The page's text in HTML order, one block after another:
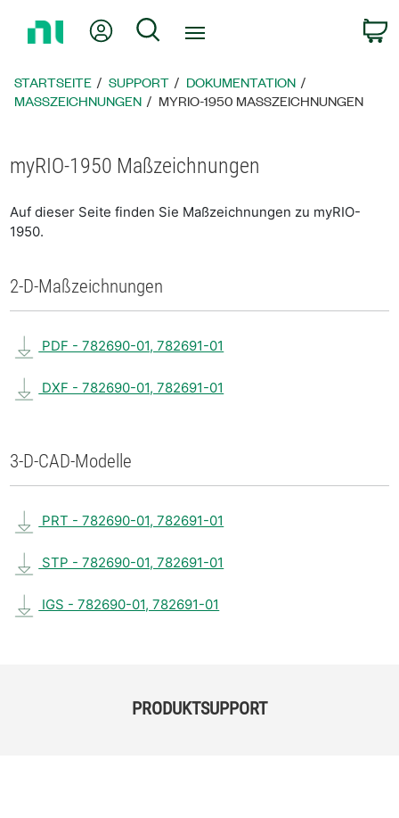
zur
Mein KontoSuche
STARTSEITE SUPPORT
DOKUMENTATION
MASSZEICHNUNGEN
MYRIO-1950 MASSZEICHNUNGEN
myRIO-1950 Maßzeichnungen
Auf dieser Seite finden Sie Maßzeichnungen zu myRIO-
1950.
2-D-Maßzeichnungen
PDF - 782690-01, 782691-01
DXF - 782690-01, 782691-01
3-D-CAD-Modelle
PRT - 782690-01, 782691-01
STP - 782690-01, 782691-01
IGS - 782690-01, 782691-01
PRODUKTSUPPORT